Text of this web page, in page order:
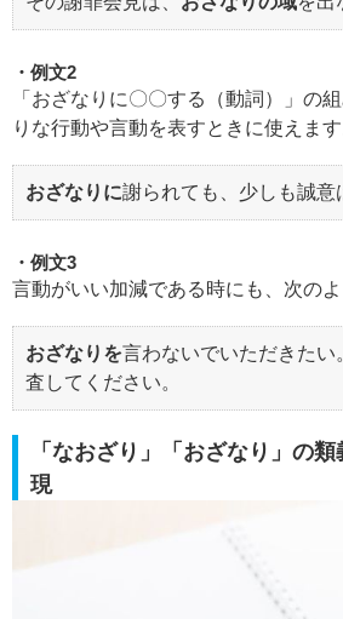
例文2
「おざなりに〇〇する（動詞）」の
りな行動や言動を表すときに使えます
おざなりに謝られても、少しも誠意
例文3
言動がいい加減である時にも、次のよ
おざなりを言わないでいただきたい
査してください。
「なおざり」「おざなり」の
現